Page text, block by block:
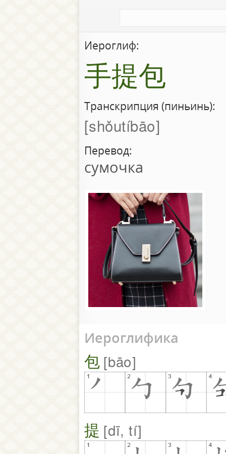
Иероглиф:
手提包
Транскрипция (пиньинь):
shǒutíbāo
Перевод:
сумочка
Иероглифика
包 bāo
提 dī, tí